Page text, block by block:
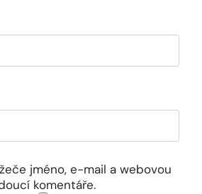
jméno, e-mail a webovou
komentáře.